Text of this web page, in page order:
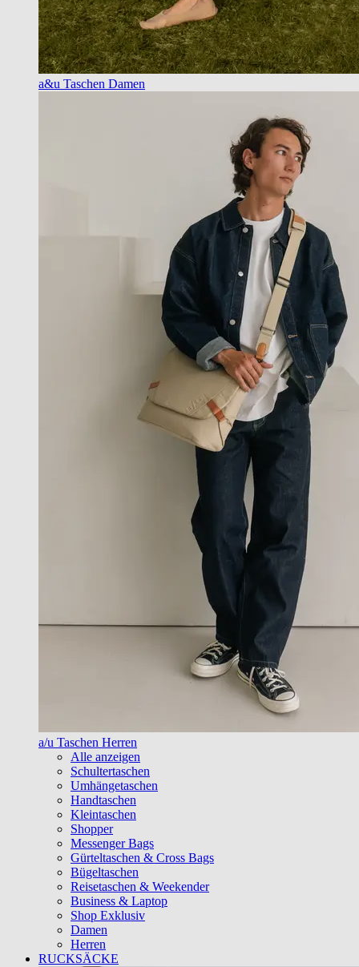
a&u Taschen Damen
a/u Taschen Herren
Alle anzeigen
Schultertaschen
Umhängetaschen
Handtaschen
Kleintaschen
Shopper
Messenger Bags
Gürteltaschen & Cross Bags
Bügeltaschen
Reisetaschen & Weekender
Business & Laptop
Shop Exklusiv
Damen
Herren
RUCKSÄCKE